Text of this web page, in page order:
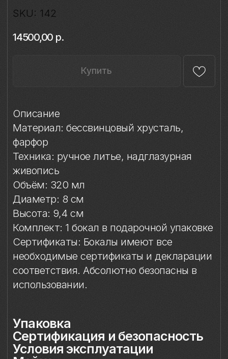
Материал: бессвинцовый хрусталь,
Диаметр: 8 см
Комплект: 1 бокал в подарочной упаковке
Сертификаты: Бокалы имеют все
необходимые сертификаты и декларации
соответствия. Абсолютно безопасны в
использовании.
Упаковка
Сертификация и безопасность
Условия эксплуатации
Мойка
Защита от повреждений
Особое внимание к
фарфоровому элементу
Упаковка
в стоимость изделия.
безопасность
Изделие прошло необходимые
испытания и имеет сертификаты
соответствия. Бокал безопасен для
контакта с пищевыми продуктами,
пригоден для ежедневного